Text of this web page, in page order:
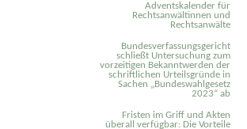
Adventskalender für
Rechtsanwältinnen und
Rechtsanwälte
Bundesverfassungsgericht
schließt Untersuchung zum
vorzeitigen Bekanntwerden der
schriftlichen Urteilsgründe in
Sachen „Bundeswahlgesetz
2023“ ab
Fristen im Griff und Akten
überall verfügbar: Die Vorteile